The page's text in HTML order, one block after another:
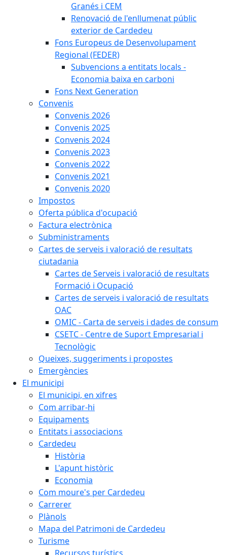
Granés i CEM
Renovació de l'enllumenat públic
exterior de Cardedeu
Fons Europeus de Desenvolupament
Regional (FEDER)
Subvencions a entitats locals -
Economia baixa en carboni
Fons Next Generation
Convenis
Convenis 2026
Convenis 2025
Convenis 2024
Convenis 2023
Convenis 2022
Convenis 2021
Convenis 2020
Impostos
Oferta pública d'ocupació
Factura electrònica
Subministraments
Cartes de serveis i valoració de resultats
ciutadania
Cartes de Serveis i valoració de resultats
Formació i Ocupació
Cartes de serveis i valoració de resultats
OAC
OMIC - Carta de serveis i dades de consum
CSETC - Centre de Suport Empresarial i
Tecnològic
Queixes, suggeriments i propostes
Emergències
El municipi
El municipi, en xifres
Com arribar-hi
Equipaments
Entitats i associacions
Cardedeu
Història
L'apunt històric
Economia
Com moure's per Cardedeu
Carrerer
Plànols
Mapa del Patrimoni de Cardedeu
Turisme